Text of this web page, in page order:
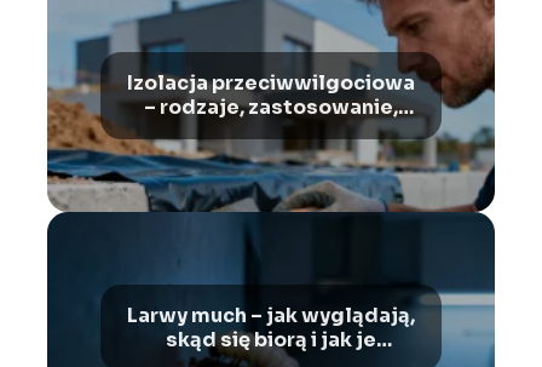
Izolacja przeciwwilgociowa
– rodzaje, zastosowanie,
montaż
Larwy much – jak wyglądają,
skąd się biorą i jak je